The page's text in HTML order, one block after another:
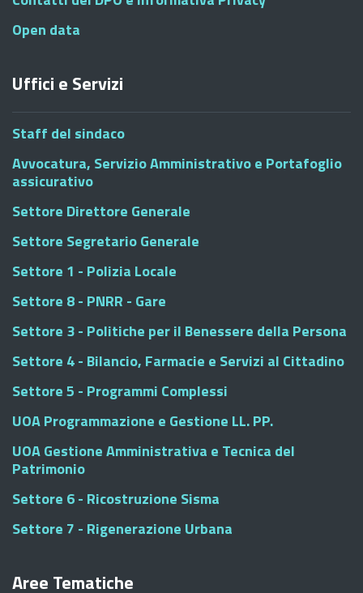
Open data
Uffici e Servizi
Staff del sindaco
Avvocatura, Servizio Amministrativo e Portafoglio
assicurativo
Settore Direttore Generale
Settore Segretario Generale
Settore 1 - Polizia Locale
Settore 8 - PNRR - Gare
Settore 3 - Politiche per il Benessere della Persona
Settore 4 - Bilancio, Farmacie e Servizi al Cittadino
Settore 5 - Programmi Complessi
UOA Programmazione e Gestione LL. PP.
UOA Gestione Amministrativa e Tecnica del
Patrimonio
Settore 6 - Ricostruzione Sisma
Settore 7 - Rigenerazione Urbana
Aree Tematiche